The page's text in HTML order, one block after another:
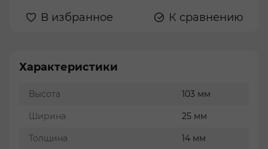
В избранное К сравнению
Характеристики
Высота 103 мм
Ширина 25 мм
Толщина 14 мм